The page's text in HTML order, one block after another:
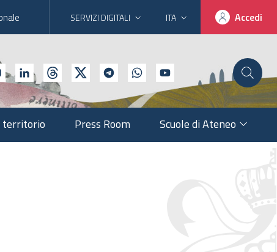
Servizi
digitali
SERVIZI DIGITALI ITA Accedi
territorio Press Room Scuole di Ateneo